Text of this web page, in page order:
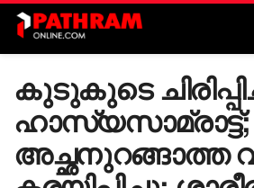
കുടുകുടെ
ഹാസ്യസാമ്രാട്ട്;
അച്ഛനുറങ്ങാത്ത